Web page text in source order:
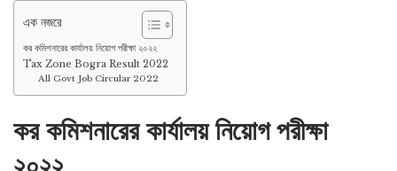
এক নজরে
কর কমিশনারের কার্যালয় নিয়োগ পরীক্ষা ২০২২
Tax Zone Bogra Result 2022
All Govt Job Circular 2022
কর কমিশনারের কার্যালয় নিয়োগ পরীক্ষা